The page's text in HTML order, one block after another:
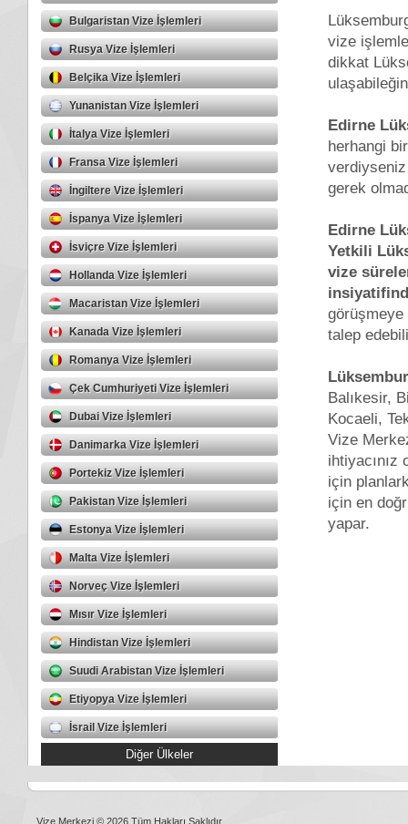
Bulgaristan Vize İşlemleri
Rusya Vize İşlemleri
Belçika Vize İşlemleri
Yunanistan Vize İşlemleri
İtalya Vize İşlemleri
Fransa Vize İşlemleri
İngiltere Vize İşlemleri
İspanya Vize İşlemleri
İsviçre Vize İşlemleri
Hollanda Vize İşlemleri
Macaristan Vize İşlemleri
Kanada Vize İşlemleri
Romanya Vize İşlemleri
Çek Cumhuriyeti Vize İşlemleri
Dubai Vize İşlemleri
Danimarka Vize İşlemleri
Portekiz Vize İşlemleri
Pakistan Vize İşlemleri
Estonya Vize İşlemleri
Malta Vize İşlemleri
Norveç Vize İşlemleri
Mısır Vize İşlemleri
Hindistan Vize İşlemleri
Suudi Arabistan Vize İşlemleri
Etiyopya Vize İşlemleri
İsrail Vize İşlemleri
Diğer Ülkeler
vize
dikkat
Edirne
herhangi
verdiyseniz
gerek
Edirne
Yetkili
vize
talep
Balıkesir,
Kocaeli,
Vize
için
için en
yapar.
Vize Merkezi © 2026 Tüm Hakları Saklıdır